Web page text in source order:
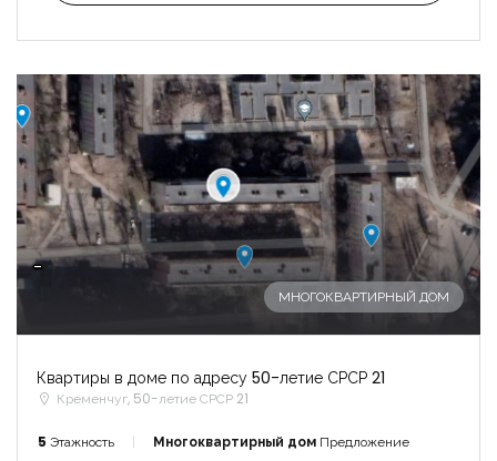
-
МНОГОКВАРТИРНЫЙ ДОМ
Квартиры в доме по адресу 50-летие СРСР 21
Кременчуг, 50-летие СРСР 21
5 Этажность Многоквартирный дом Предложение